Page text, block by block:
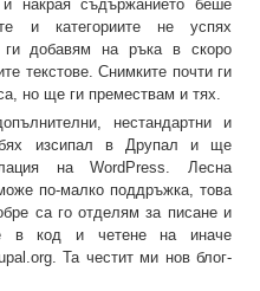
накрая съдържанието беше
и категориите не успях
ги добавям на ръка в скоро
текстове. Снимките почти ги
но ще ги премествам и тях.
нестандартни и
бях изсипал в Друпал и ще
на WordPress. Лесна
по-малко поддръжка, това
са го отделям за писане и
в код и четене на иначе
Та честит ми нов блог-